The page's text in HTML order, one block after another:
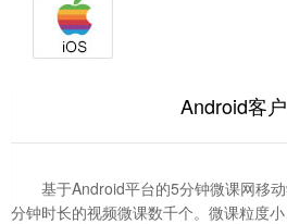
Android客
基于Android平台的5分钟微课网移
分钟时长的视频微课数千个。微课粒度